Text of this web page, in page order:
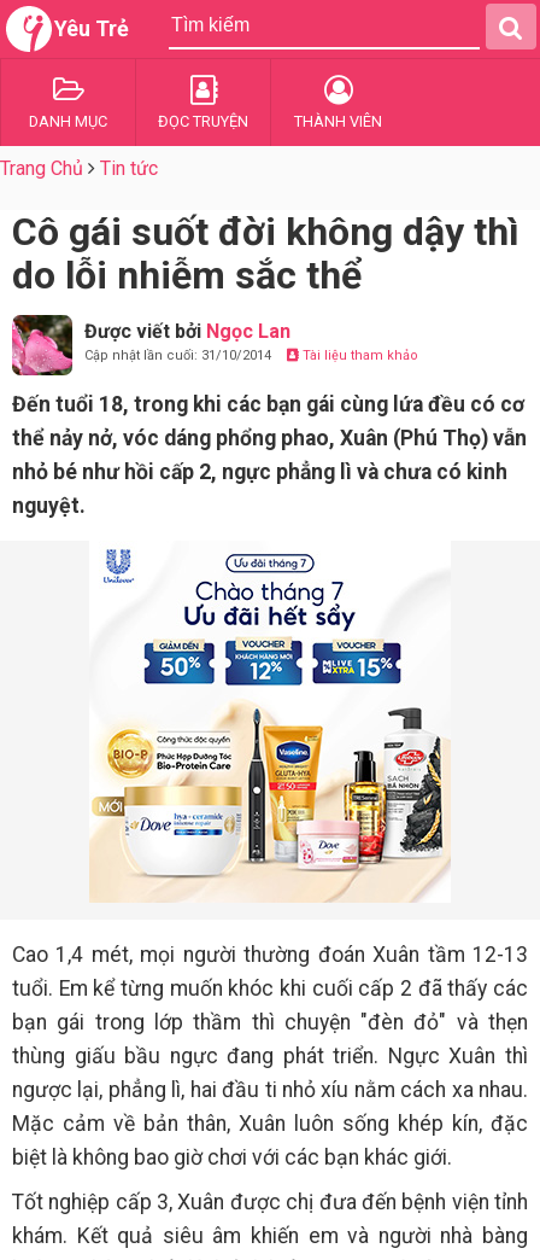
Yêu Trẻ
DANH MỤC ĐỌC TRUYỆN THÀNH VIÊN
Trang Chủ Tin tức
Cô gái suốt đời không dậy thì
do lỗi nhiễm sắc thể
Được viết bởi Ngọc Lan
Cập nhật lần cuối: 31/10/2014 Tài liệu tham khảo
Đến tuổi 18, trong khi các bạn gái cùng lứa đều có cơ
thể nảy nở, vóc dáng phổng phao, Xuân (Phú Thọ) vẫn
nhỏ bé như hồi cấp 2, ngực phẳng lì và chưa có kinh
nguyệt.
Cao 1,4 mét, mọi người thường đoán Xuân tầm 12-13
tuổi. Em kể từng muốn khóc khi cuối cấp 2 đã thấy các
bạn gái trong lớp thầm thì chuyện "đèn đỏ" và thẹn
thùng giấu bầu ngực đang phát triển. Ngực Xuân thì
ngược lại, phẳng lì, hai đầu ti nhỏ xíu nằm cách xa nhau.
Mặc cảm về bản thân, Xuân luôn sống khép kín, đặc
biệt là không bao giờ chơi với các bạn khác giới.
Tốt nghiệp cấp 3, Xuân được chị đưa đến bệnh viện tỉnh
khám. Kết quả siêu âm khiến em và người nhà bàng